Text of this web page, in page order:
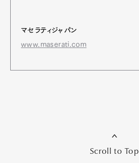
マセラティジャパン
www.maserati.com
Scroll to Top